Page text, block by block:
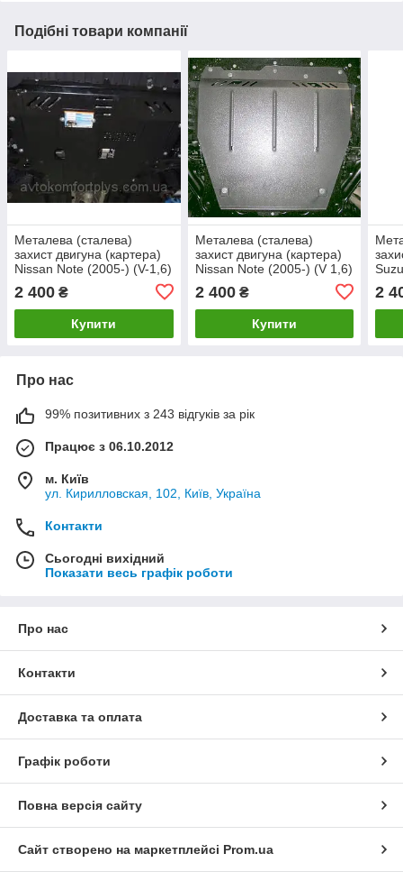
Подібні товари компанії
Металева (сталева)
захист двигуна (картера)
Nissan Note (2005-) (V-1,6)
2 400 ₴
Купити
Металева (сталева)
захист двигуна (картера)
Nissan Note (2005-) (V 1,6)
2 400₴
Купити
D)
2
Про нас
99% позитивних з 243 відгуків за рік
Працює з 06.10.2012
м. Київ
ул. Кирилловская, 102, Київ, Україна
Контакти
Сьогодні вихідний
Показати весь графік роботи
Про нас
Контакти
Доставка та оплата
Графік роботи
Повна версія сайту
Сайт створено на маркетплейсі Prom.ua